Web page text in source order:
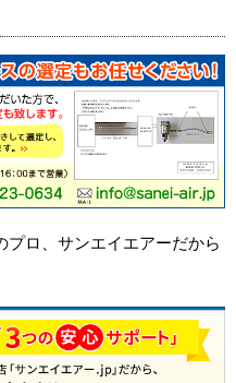
ロ、サンエイエアーだから